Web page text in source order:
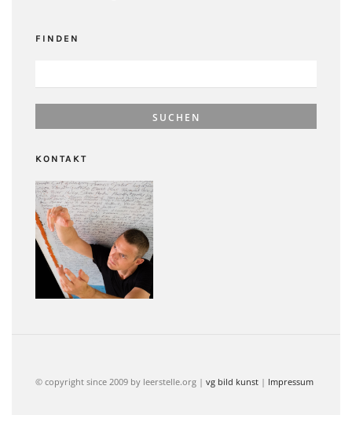
FINDEN
KONTAKT
© copyright since 2009 by leerstelle.org | vg bild kunst | Impressum